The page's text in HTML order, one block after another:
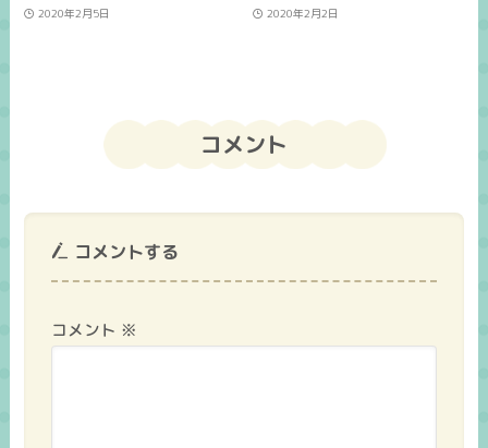
2020年2月5日 2020年2月2日
コメント
コメントする
コメント ※